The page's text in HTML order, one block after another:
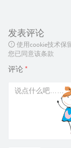
发表评论
使用cookie技术保
您已同意该条款
评论 *